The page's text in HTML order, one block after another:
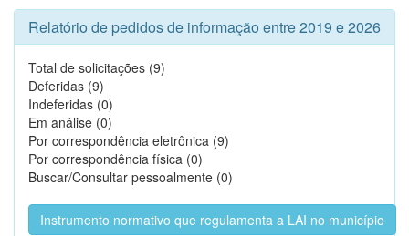
Relatório de pedidos de informação entre 2019 e 2026
Total de solicitações (9)
Deferidas (9)
Indeferidas (0)
Em análise (0)
Por correspondência eletrônica (9)
Por correspondência física (0)
Buscar/Consultar pessoalmente (0)
Instrumento normativo que regulamenta a LAI no município